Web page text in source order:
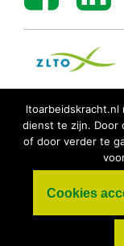
© LTO
ltoarbeidskracht.nl
dienst te zijn. Door
of door verder te
Cookies